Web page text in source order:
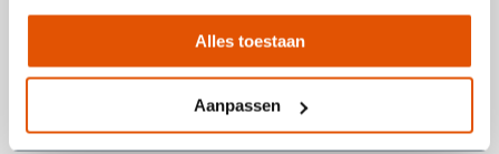
Alles toestaan
Aanpassen
Snel een container huren in Nijkerkerveen
met duidelijke afspraken
Bij een verbouwing, een grote opruimronde of een tuinproject wil
je maar één ding: dat het afval netjes weg kan.BM Containers